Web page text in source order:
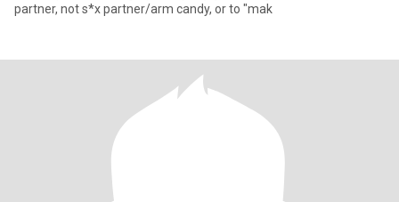
partner, not s*x partner/arm candy, or to "mak